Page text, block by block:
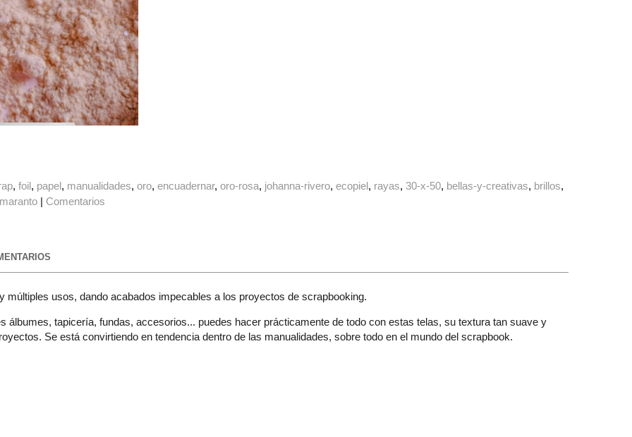
foil papel manualidades oro encuadernar oro-rosa johanna-rivero ecopiel rayas 30-x-50 bellas-y-creativas brillos
| Comentarios
múltiples usos, dando acabados impecables a los proyectos de scrapbooking.
álbumes, tapicería, fundas, accesorios... puedes hacer prácticamente de todo con estas telas, su textura tan suave y
Se está convirtiendo en tendencia dentro de las manualidades, sobre todo en el mundo del scrapbook.